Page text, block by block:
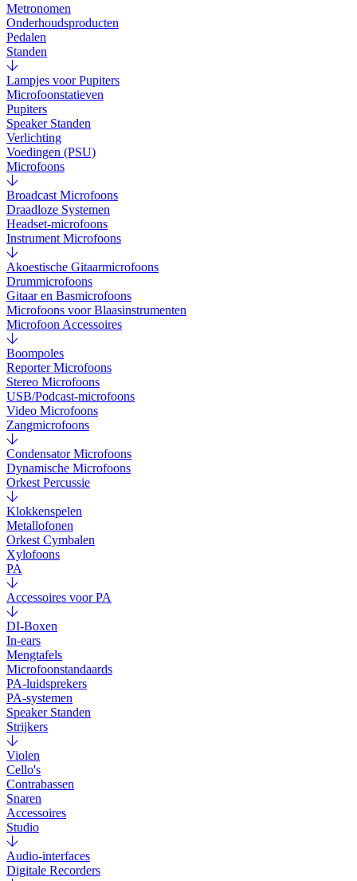
Metronomen
Onderhoudsproducten
Pedalen
Standen
Lampjes voor Pupiters
Microfoonstatieven
Pupiters
Speaker Standen
Verlichting
Voedingen (PSU)
Microfoons
Broadcast Microfoons
Draadloze Systemen
Headset-microfoons
Instrument Microfoons
Akoestische Gitaarmicrofoons
Drummicrofoons
Gitaar en Basmicrofoons
Microfoons voor Blaasinstrumenten
Microfoon Accessoires
Boompoles
Reporter Microfoons
Stereo Microfoons
USB/Podcast-microfoons
Video Microfoons
Zangmicrofoons
Condensator Microfoons
Dynamische Microfoons
Orkest Percussie
Klokkenspelen
Metallofonen
Orkest Cymbalen
Xylofoons
PA
Accessoires voor PA
DI-Boxen
In-ears
Mengtafels
Microfoonstandaards
PA-luidsprekers
PA-systemen
Speaker Standen
Strijkers
Violen
Cello's
Contrabassen
Snaren
Accessoires
Studio
Audio-interfaces
Digitale Recorders